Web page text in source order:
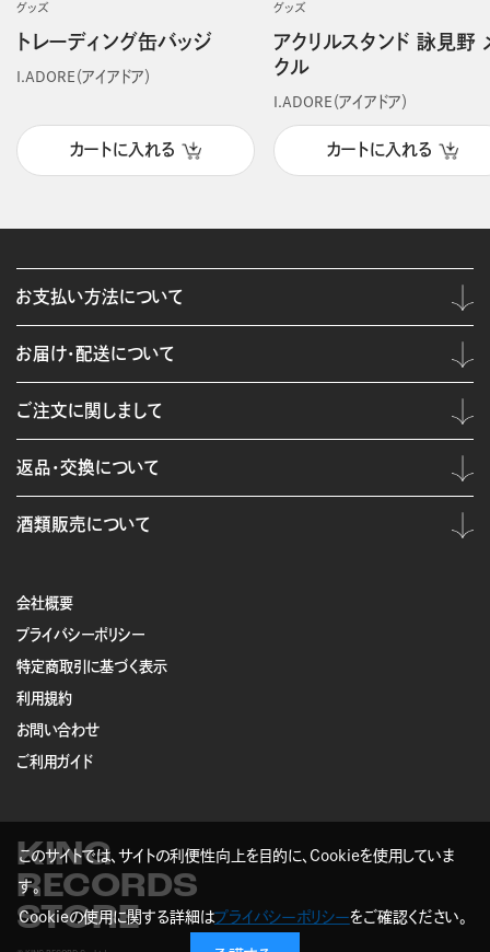
グッズ
トレーディング缶バッジ
I.ADORE（アイアドア）
カートに入れる
グッズ
アクリルスタンド 詠見野
クル
I.ADORE（アイアドア）
カートに入れる
会社概要
プライバシーポリシー
特定商取引に基づく表示
利用規約
お問い合わせ
ご利用ガイド
KING
RECORDS
STORE
お支払い方法について
お届け・配送について
ご注文に関しまして
返品・交換について
酒類販売について
このサイトでは、サイトの利便性向上を目的に、Cookieを使用していま
す。
Cookieの使用に関する詳細はプライバシーポリシーをご確認ください。